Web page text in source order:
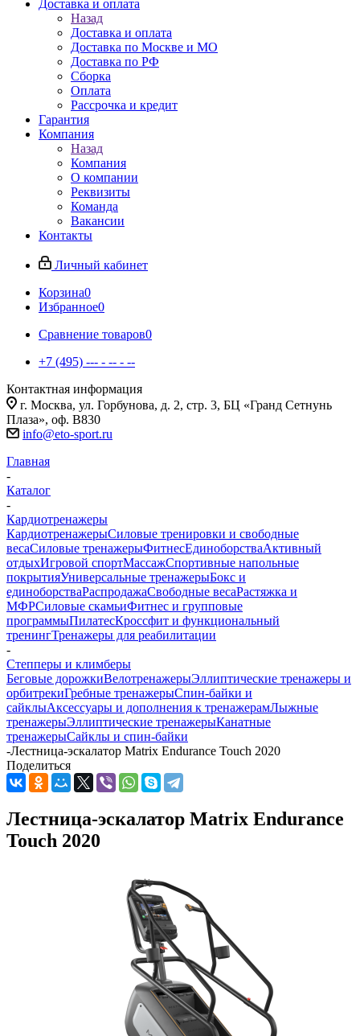
Доставка и оплата
Назад
Доставка и оплата
Доставка по Москве и МО
Доставка по РФ
Сборка
Оплата
Рассрочка и кредит
Гарантия
Компания
Назад
Компания
О компании
Реквизиты
Команда
Вакансии
Контакты
Личный кабинет
Корзина0
Избранное0
Сравнение товаров0
+7 (495) --- - -- - --
Контактная информация
г. Москва, ул. Горбунова, д. 2, стр. 3, БЦ «Гранд Сетнунь
Плаза», оф. В830
info@eto-sport.ru
Главная
-
Каталог
-
Кардиотренажеры
КардиотренажерыСиловые тренировки и свободные
весаСиловые тренажерыФитнесЕдиноборстваАктивный
отдыхИгровой спортМассажСпортивные напольные
покрытияУниверсальные тренажерыБокс и
единоборстваРаспродажаСвободные весаРастяжка и
МФРСиловые скамьиФитнес и групповые
программыПилатесКроссфит и функциональный
тренингТренажеры для реабилитации
-
Степперы и климберы
Беговые дорожкиВелотренажерыЭллиптические тренажеры и
орбитрекиГребные тренажерыСпин-байки и
сайклыАксессуары и дополнения к тренажерамЛыжные
тренажерыЭллиптические тренажерыКанатные
тренажерыСайклы и спин-байки
-Лестница-эскалатор Matrix Endurance Touch 2020
Поделиться
Лестница-эскалатор Matrix Endurance
Touch 2020